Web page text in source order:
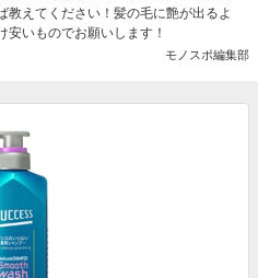
教えてください！髪の毛に艶が出るよ
安いものでお願いします！
モノスポ編集部